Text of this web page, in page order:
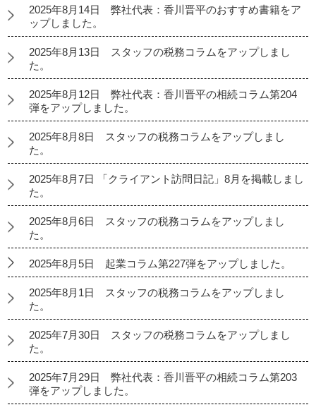
2025年8月14日 弊社代表：香川晋平のおすすめ書籍をア
ップしました。
2025年8月13日 スタッフの税務コラムをアップしまし
た。
2025年8月12日 弊社代表：香川晋平の相続コラム第204
弾をアップしました。
2025年8月8日 スタッフの税務コラムをアップしまし
た。
2025年8月7日 「クライアント訪問日記」8月を掲載しまし
た。
2025年8月6日 スタッフの税務コラムをアップしまし
た。
2025年8月5日 起業コラム第227弾をアップしました。
2025年8月1日 スタッフの税務コラムをアップしまし
た。
2025年7月30日 スタッフの税務コラムをアップしまし
た。
2025年7月29日 弊社代表：香川晋平の相続コラム第203
弾をアップしました。